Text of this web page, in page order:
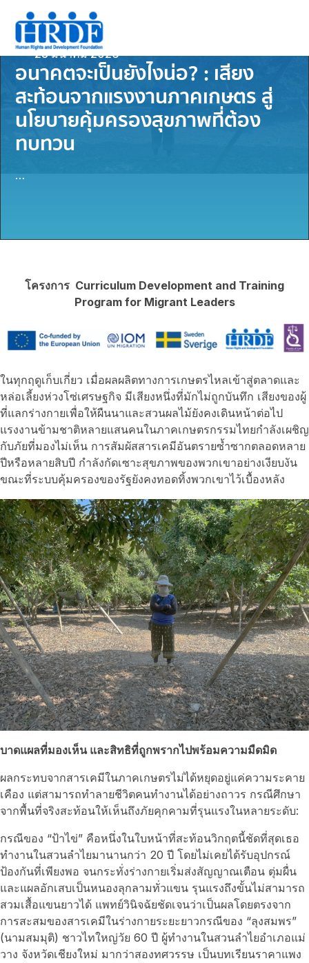
23 มีนาคม 2026
อนาคตจะเป็นยังไงน่อ? : เสียง
สะท้อนจากแรงงานภาคเกษตร สู่
นโยบายคุ้มครองสุขภาพที่ต้อง
ทบทวน
…
โครงการ Curriculum Development and Training
Program for Migrant Leaders
ในทุกฤดูเก็บเกี่ยว เมื่อผลผลิตทางการเกษตรไหลเข้าสู่ตลาดและ
หล่อเลี้ยงห่วงโซ่เศรษฐกิจ มีเสียงหนึ่งที่มักไม่ถูกบันทึก เสียงของผู้
ที่แลกร่างกายเพื่อให้ผืนนาและสวนผลไม้ยังคงเดินหน้าต่อไป
แรงงานข้ามชาติหลายแสนคนในภาคเกษตรกรรมไทยกำลังเผชิญ
กับภัยที่มองไม่เห็น การสัมผัสสารเคมีอันตรายซ้ำซากตลอดหลาย
ปีหรือหลายสิบปี กำลังกัดเซาะสุขภาพของพวกเขาอย่างเงียบงัน
ขณะที่ระบบคุ้มครองของรัฐยังคงทอดทิ้งพวกเขาไว้เบื้องหลัง
บาดแผลที่มองเห็น และสิทธิที่ถูกพรากไปพร้อมความมืดมิด
ผลกระทบจากสารเคมีในภาคเกษตรไม่ได้หยุดอยู่แค่ความระคาย
เคือง แต่สามารถทำลายชีวิตคนทำงานได้อย่างถาวร กรณีศึกษา
จากพื้นที่จริงสะท้อนให้เห็นถึงภัยคุกคามที่รุนแรงในหลายระดับ:
กรณีของ “ป้าไข่” คือหนึ่งในใบหน้าที่สะท้อนวิกฤตนี้ชัดที่สุดเธอ
ทำงานในสวนลำไยมานานกว่า 20 ปี โดยไม่เคยได้รับอุปกรณ์
ป้องกันที่เพียงพอ จนกระทั่งร่างกายเริ่มส่งสัญญาณเตือน ตุ่มผื่น
และแผลอักเสบเป็นหนองลุกลามทั่วแขน รุนแรงถึงขั้นไม่สามารถ
สวมเสื้อแขนยาวได้ แพทย์วินิจฉัยชัดเจนว่าเป็นผลโดยตรงจาก
การสะสมของสารเคมีในร่างกายระยะยาวกรณีของ “ลุงสมพร”
(นามสมมุติ) ชาวไทใหญ่วัย 60 ปี ผู้ทำงานในสวนลำไยอำเภอแม่
วาง จังหวัดเชียงใหม่ มากว่าสองทศวรรษ เป็นบทเรียนราคาแพง